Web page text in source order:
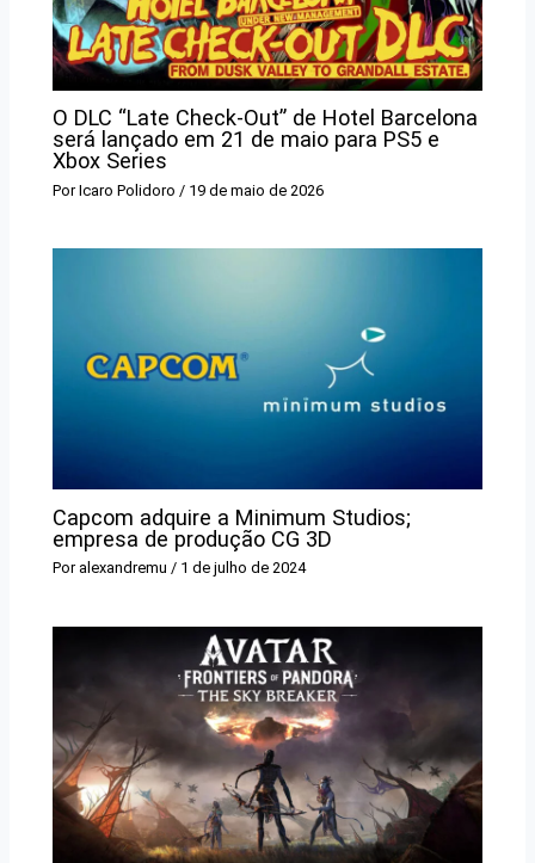
O DLC “Late Check-Out” de Hotel Barcelona
será lançado em 21 de maio para PS5 e
Xbox Series
PorIcaro Polidoro / 19 de maio de 2026
Capcom adquire a Minimum Studios;
empresa de produção CG 3D
Por alexandremu/ 1 de julho de 2024